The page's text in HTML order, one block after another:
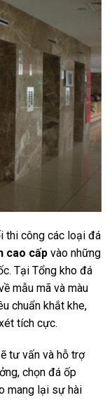
thi công các loại đá
cao cấp vào những
Tại Tổng kho đá
mẫu mã và màu
chuẩn khắt khe,
tích cực.
tư vấn và hỗ trợ
chọn đá ốp
mang lại sự hài